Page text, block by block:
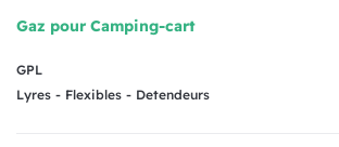
Gaz pour Camping-cart
GPL
Lyres - Flexibles - Detendeurs